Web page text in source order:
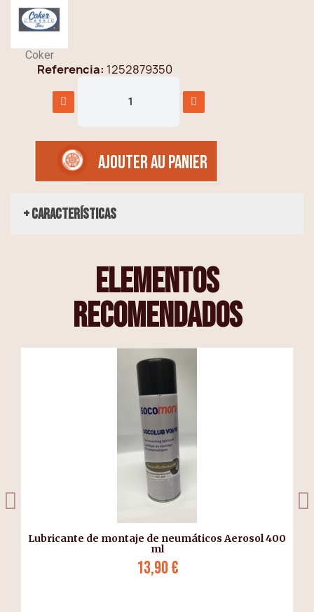
Coker
Referencia 1252879350
AJOUTER AU PANIER
+ Características
elementos
recomendados
Lubricante de montaje de neumáticos Aerosol 400
ml
13,90 €